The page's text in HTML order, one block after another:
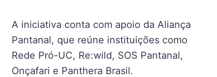
A iniciativa conta com apoio da Aliança
Pantanal, que reúne instituições como
Rede Pró-UC, Re:wild, SOS Pantanal,
Onçafari e Panthera Brasil.